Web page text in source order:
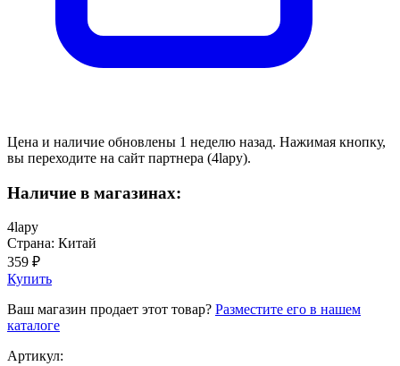
Цена и наличие обновлены 1 неделю назад. Нажимая кнопку,
вы переходите на сайт партнера (4lapy).
Наличие в магазинах:
4lapy
Страна: Китай
359 ₽
Купить
Ваш магазин продает этот товар? Разместите его в нашем
каталоге
Артикул: